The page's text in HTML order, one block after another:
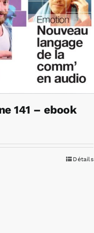
141 – ebook
Détails